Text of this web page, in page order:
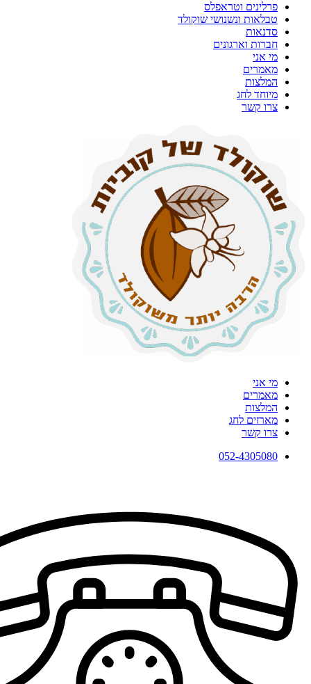
פרלינים וטראפלס
טבלאות ונשנושי שוקולד
סדנאות
חברות וארגונים
מי אני
מאמרים
המלצות
מיוחד לחג
צרו קשר
מי אני
מאמרים
המלצות
מארזים לחג
צרו קשר
052-4305080